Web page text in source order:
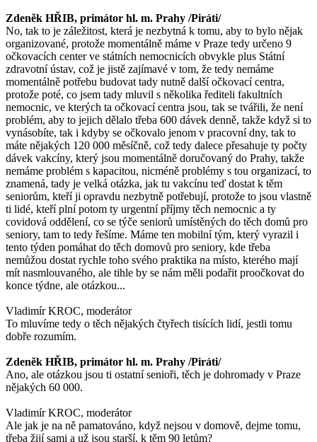
Zdeněk HŘIB, primátor hl. m. Prahy /Piráti/
No, tak to je záležitost, která je nezbytná k tomu, aby to bylo nějak
organizované, protože momentálně máme v Praze tedy určeno 9
očkovacích center ve státních nemocnicích obvykle plus Státní
zdravotní ústav, což je jistě zajímavé v tom, že tedy nemáme
momentálně potřebu budovat tady nutně další očkovací centra,
protože poté, co jsem tady mluvil s několika řediteli fakultních
nemocnic, ve kterých ta očkovací centra jsou, tak se tvářili, že není
problém, aby to jejich dělalo třeba 600 dávek denně, takže když si to
vynásobíte, tak i kdyby se očkovalo jenom v pracovní dny, tak to
máte nějakých 120 000 měsíčně, což tedy dalece přesahuje ty počty
dávek vakcíny, který jsou momentálně doručovaný do Prahy, takže
nemáme problém s kapacitou, nicméně problémy s tou organizací, to
znamená, tady je velká otázka, jak tu vakcínu teď dostat k těm
seniorům, kteří ji opravdu nezbytně potřebují, protože to jsou vlastně
ti lidé, kteří plní potom ty urgentní příjmy těch nemocnic a ty
covidová oddělení, co se týče seniorů umístěných do těch domů pro
seniory, tam to tedy řešíme. Máme ten mobilní tým, který vyrazil i
tento týden pomáhat do těch domovů pro seniory, kde třeba
nemůžou dostat rychle toho svého praktika na místo, kterého mají
mít nasmlouvaného, ale tihle by se nám měli podařit proočkovat do
konce týdne, ale otázkou...
Vladimír KROC, moderátor
To mluvíme tedy o těch nějakých čtyřech tisících lidí, jestli tomu
dobře rozumím.
Zdeněk HŘIB, primátor hl. m. Prahy /Piráti/
Ano, ale otázkou jsou ti ostatní senioři, těch je dohromady v Praze
nějakých 60 000.
Vladimír KROC, moderátor
Ale jak je na ně pamatováno, když nejsou v domově, dejme tomu,
třeba žijí sami a už jsou starší, k těm 90 letům?